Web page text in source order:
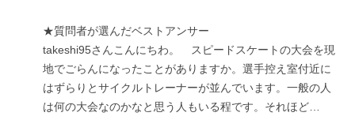
★質問者が選んだベストアンサー
takeshi95さんこんにちわ。 スピードスケートの大会を現
地でごらんになったことがありますか。選手控え室付近に
はずらりとサイクルトレーナーが並んでいます。一般の人
は何の大会なのかなと思う人もいる程です。それほど…